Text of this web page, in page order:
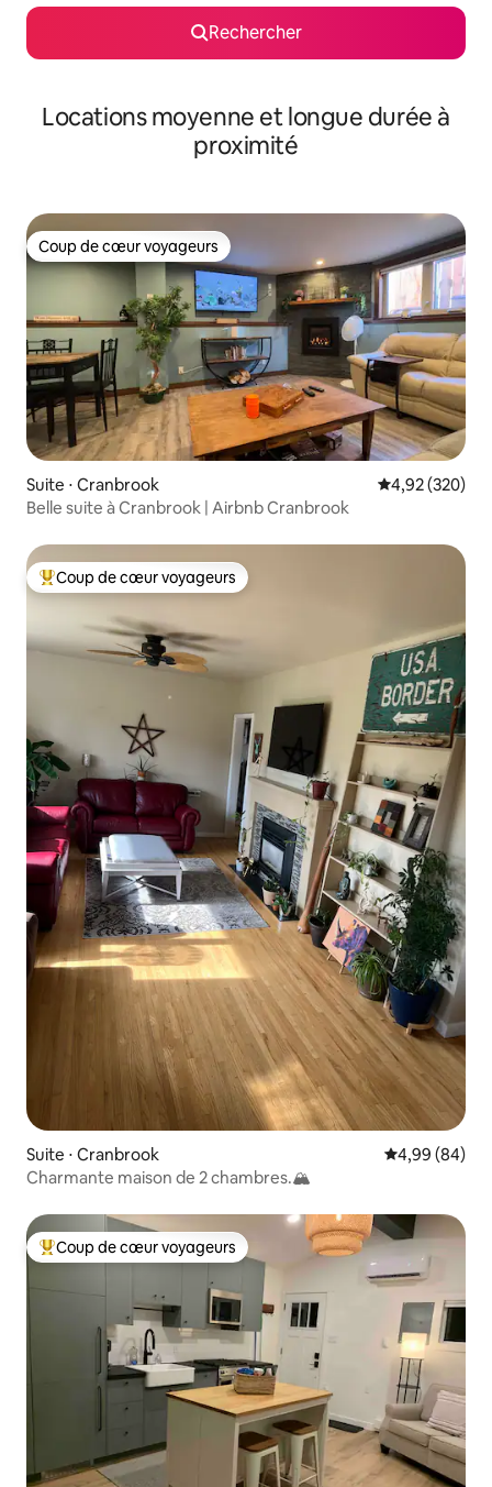
Rechercher
Locations moyenne et longue durée à
proximité
Coup de cœur voyageurs
Coup de cœur voyageurs
Suite ⋅ Cranbrook Évaluation
4,92 (320)
Belle suite à Cranbrook | Airbnb Cranbrook
Coups de cœur voyageurs les plus appréciés
Coup de cœur voyageurs
Suite ⋅ Cranbrook Évaluation
4,99 (84)
Charmante maison de 2 chambres.🏔
Coups de cœur voyageurs les plus appréciés
Coup de cœur voyageurs